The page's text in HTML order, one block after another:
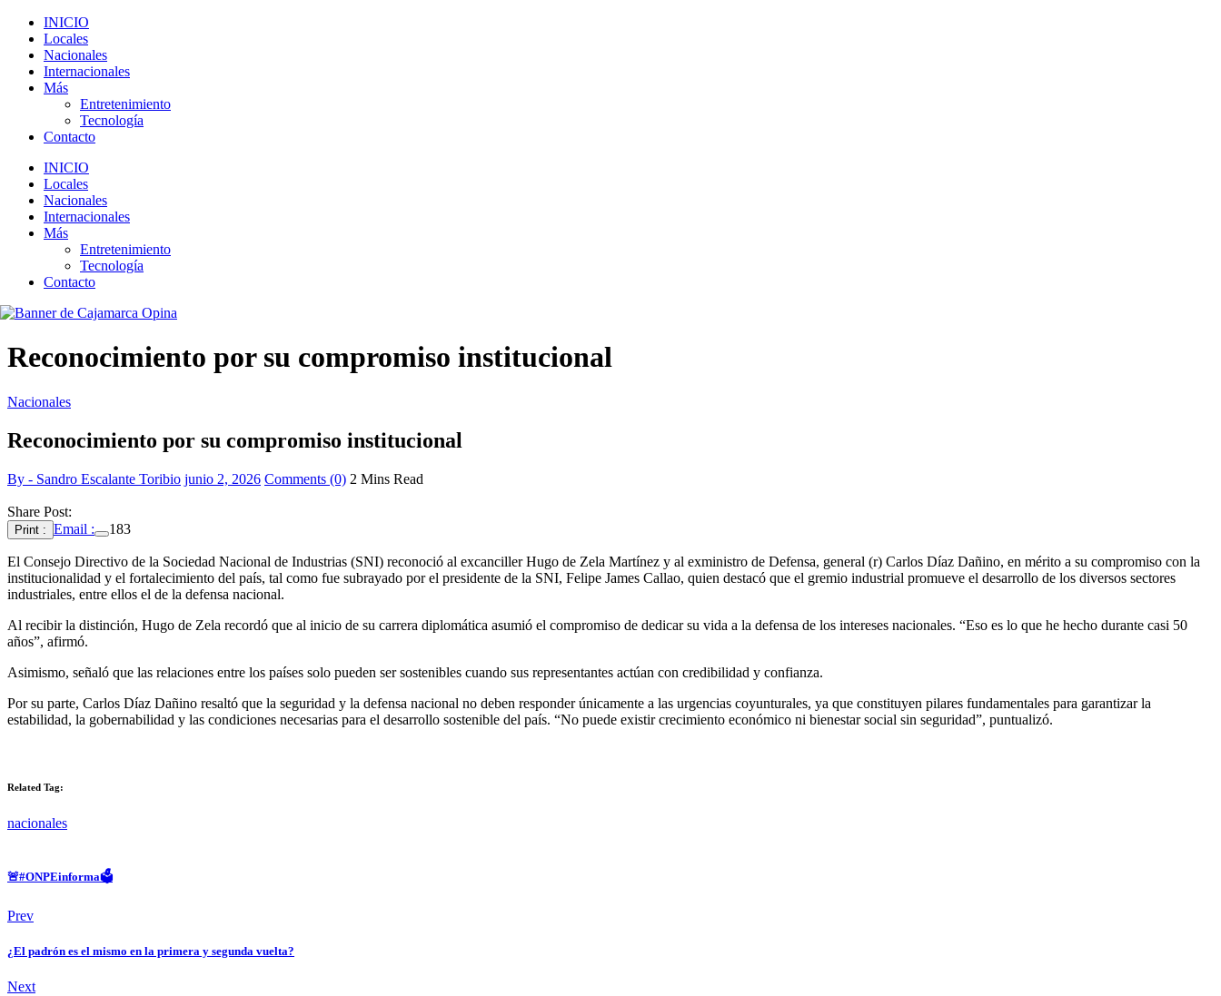
INICIO
Locales
Nacionales
Internacionales
Más
Entretenimiento
Tecnología
Contacto
INICIO
Locales
Nacionales
Internacionales
Más
Entretenimiento
Tecnología
Contacto
Reconocimiento por su compromiso institucional
Nacionales
Reconocimiento por su compromiso institucional
By - Sandro Escalante Toribio junio 2, 2026 Comments (0) 2 Mins Read
Share Post:
Print : Email : 183
El Consejo Directivo de la Sociedad Nacional de Industrias (SNI) reconoció al excanciller Hugo de Zela Martínez y al exministro de Defensa, general (r) Carlos Díaz Dañino, en mérito a su compromiso con la
institucionalidad y el fortalecimiento del país, tal como fue subrayado por el presidente de la SNI, Felipe James Callao, quien destacó que el gremio industrial promueve el desarrollo de los diversos sectores
industriales, entre ellos el de la defensa nacional.
Al recibir la distinción, Hugo de Zela recordó que al inicio de su carrera diplomática asumió el compromiso de dedicar su vida a la defensa de los intereses nacionales. “Eso es lo que he hecho durante casi 50
años”, afirmó.
Asimismo, señaló que las relaciones entre los países solo pueden ser sostenibles cuando sus representantes actúan con credibilidad y confianza.
Por su parte, Carlos Díaz Dañino resaltó que la seguridad y la defensa nacional no deben responder únicamente a las urgencias coyunturales, ya que constituyen pilares fundamentales para garantizar la
estabilidad, la gobernabilidad y las condiciones necesarias para el desarrollo sostenible del país. “No puede existir crecimiento económico ni bienestar social sin seguridad”, puntualizó.
Related Tag:
nacionales
🚨#ONPEinforma🗳️
Prev
¿El padrón es el mismo en la primera y segunda vuelta?
Next